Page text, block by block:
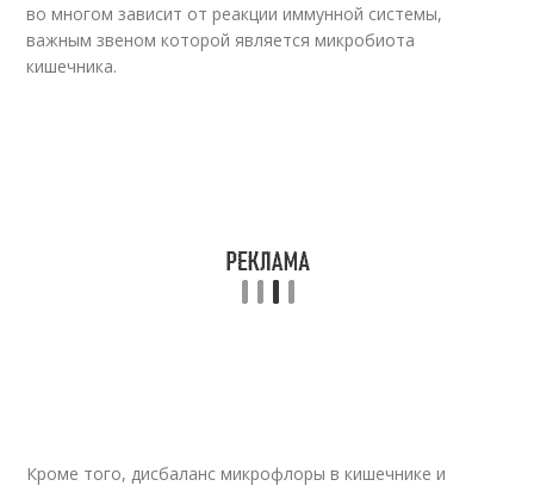
во многом зависит от реакции иммунной системы,
важным звеном которой является микробиота
кишечника.
Кроме того, дисбаланс микрофлоры в кишечнике и